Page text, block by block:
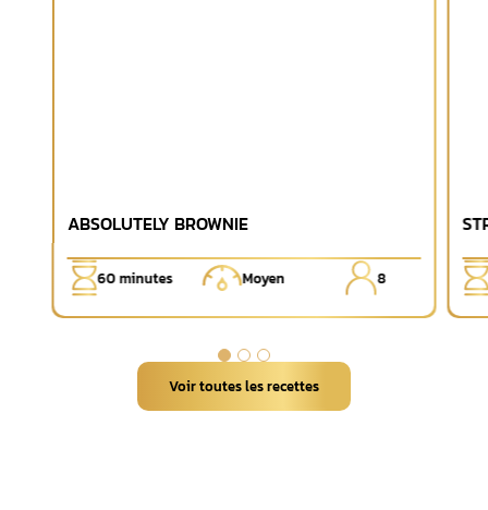
ABSOLUTELY BROWNIE
60 minutes Moyen 8
Voir toutes les recettes